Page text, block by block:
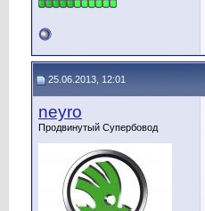
25.06.2013, 12:01
neyro
Продвинутый Супербовод